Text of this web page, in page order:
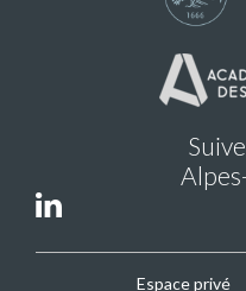
Espace privé